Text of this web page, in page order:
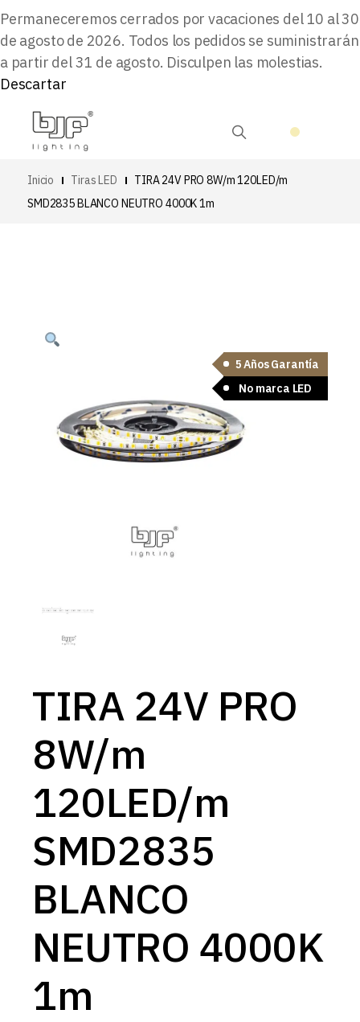
Permaneceremos cerrados por vacaciones del 10 al 30
de agosto de 2026. Todos los pedidos se suministrarán
a partir del 31 de agosto. Disculpen las molestias.
Descartar
Inicio Tiras LED
TIRA 24V PRO 8W/m 120LED/m
SMD2835 BLANCO NEUTRO 4000K 1m
5 Años Garantía
No marca LED
TIRA 24V PRO
8W/m
120LED/m
SMD2835
BLANCO
NEUTRO 4000K
1m